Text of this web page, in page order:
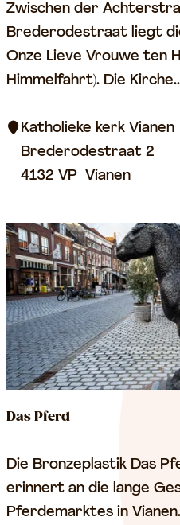
K
a
t
h
l
h
e
K
i
r
c
h
e
V
a
n
e
Zwischen der
Brederodestraat liegt
Onze Lieve Vrouwe ten
Himmelfahrt). Die
Katholieke kerk Vianen
Brederodestraat 2
4132 VP Vianen
Das Pferd
D
a
s
Die Bronzeplastik Das
erinnert an die lange
Pferdemarktes in